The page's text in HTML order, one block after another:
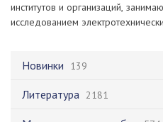
Новинки 139
Литература 2181
институтов и организаций,
исследованием